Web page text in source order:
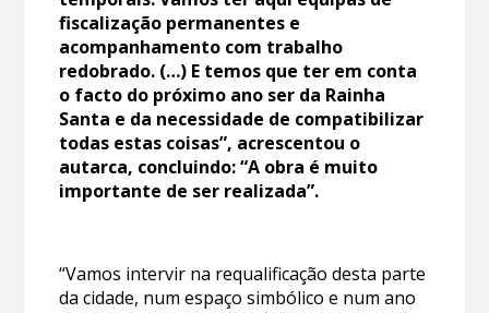
fiscalização permanentes e
acompanhamento com trabalho
redobrado. (…) E temos que ter em conta
o facto do próximo ano ser da Rainha
Santa e da necessidade de compatibilizar
todas estas coisas”, acrescentou o
autarca, concluindo: “A obra é muito
importante de ser realizada”.
“Vamos intervir na requalificação desta parte
da cidade, num espaço simbólico e num ano